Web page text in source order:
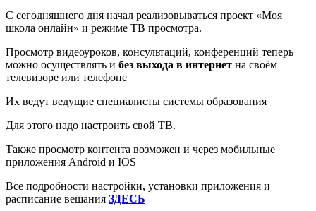
С сегодняшнего дня начал реализовываться проект «Моя
школа онлайн» и режиме ТВ просмотра.
Просмотр видеоуроков, консультаций, конференций теперь
можно осуществлять и без выхода в интернет на своём
телевизоре или телефоне
Их ведут ведущие специалисты системы образования
Для этого надо настроить свой ТВ.
Также просмотр контента возможен и через мобильные
приложения Android и IOS
Все подробности настройки, установки приложения и
расписание вещания ЗДЕСЬ